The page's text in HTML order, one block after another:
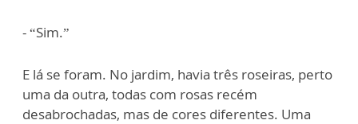
- “Sim.”
E lá se foram. No jardim, havia três roseiras, perto
uma da outra, todas com rosas recém
desabrochadas, mas de cores diferentes. Uma